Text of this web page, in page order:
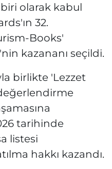
olarak kabul
32.
Books'
kazananı seçildi.
birlikte 'Lezzet
tarihinde
listesi
hakkı kazandı.